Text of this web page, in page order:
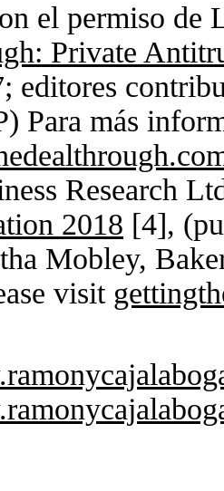
el permiso de
Private
editores
Para más
Research
2018 [4],
Mobley,
visit